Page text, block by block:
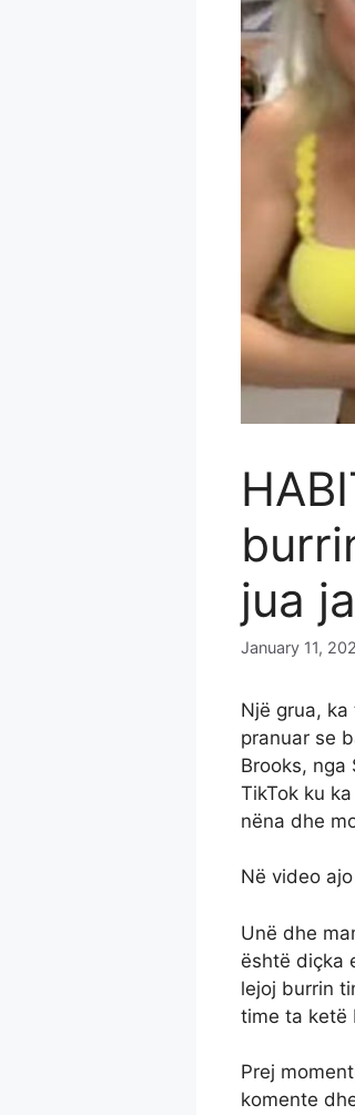
jua
January 11,
Një grua,
pranuar se
Brooks, nga
TikTok ku
nëna dhe
Në video
Unë dhe
është diçka
lejoj burrin
time ta ketë
Prej
komente